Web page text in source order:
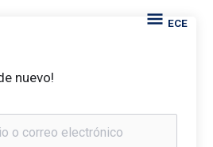
ECEECE
nuevo!